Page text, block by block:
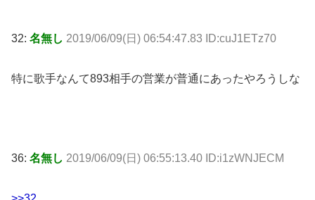
32: 名無し 2019/06/09(日) 06:54:47.83 ID:cuJ1ETz70
特に歌手なんて893相手の営業が普通にあったやろうしな
36: 名無し 2019/06/09(日) 06:55:13.40 ID:i1zWNJECM